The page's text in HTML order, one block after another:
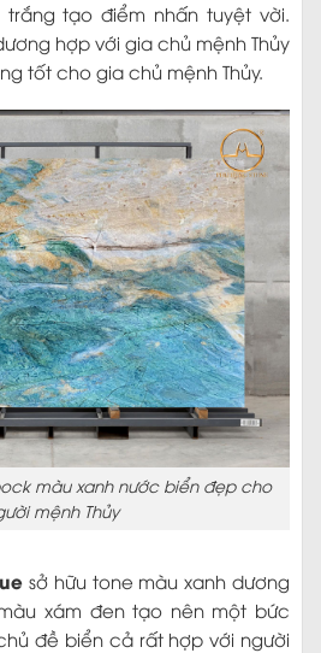
tạo điểm nhấn tuyệt vời.
hợp với gia chủ mệnh Thủy
tốt cho gia chủ mệnh Thủy.
màu xanh nước biển đẹp cho
mệnh Thủy
sở hữu tone màu xanh dương
xám đen tạo nên một bức
đề biển cả rất hợp với người